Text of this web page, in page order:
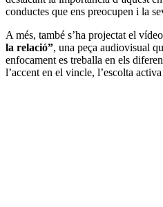
conductes que ens preocupen i la
A més, també s’ha projectat el
la relació”, una peça audiovisual
enfocament es treballa en els
l’accent en el vincle, l’escolta